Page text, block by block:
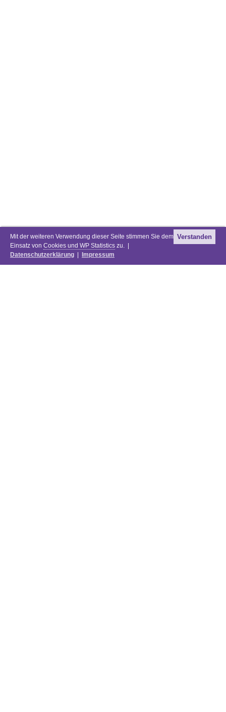
Mit der weiteren Verwendung dieser Seite stimmen Sie dem
Einsatz von Cookies und WP Statistics zu. |
Datenschutzerklärung
Impressum
Verstanden